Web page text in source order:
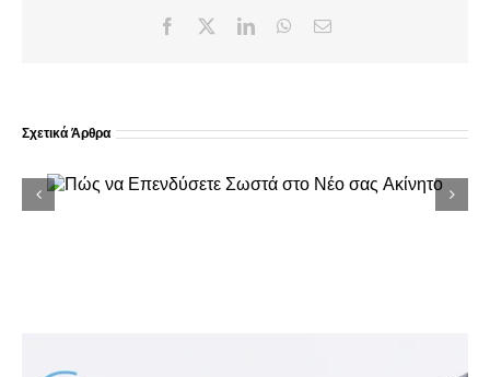
Facebook LinkedInWhatsApp
Email
Σχετικά Άρθρα
Πώς να φτιάξεις την κουζίνα των ονείρων